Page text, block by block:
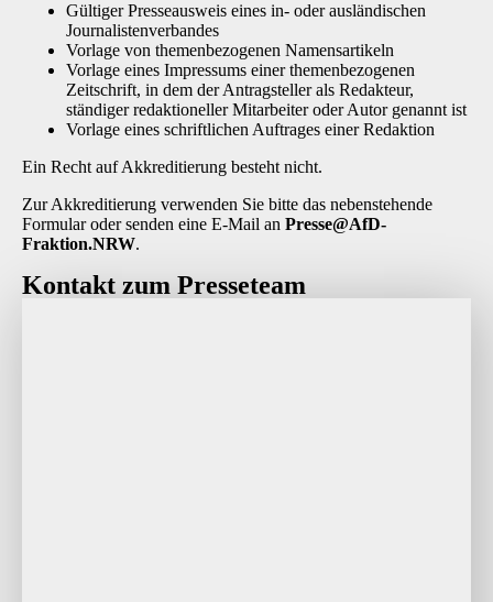
Gültiger Presseausweis eines in- oder ausländischen
Journalistenverbandes
Vorlage von themenbezogenen Namensartikeln
Vorlage eines Impressums einer themenbezogenen
Zeitschrift, in dem der Antragsteller als Redakteur,
ständiger redaktioneller Mitarbeiter oder Autor genannt ist
Vorlage eines schriftlichen Auftrages einer Redaktion
Ein Recht auf Akkreditierung besteht nicht.
Zur Akkreditierung verwenden Sie bitte das nebenstehende
Formular oder senden eine E-Mail an Presse@AfD-
Fraktion.NRW.
Kontakt zum Presseteam